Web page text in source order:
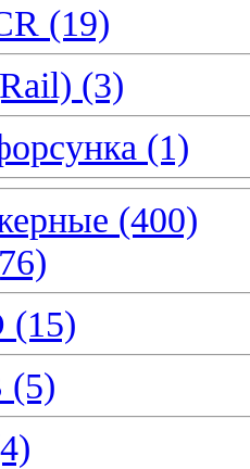
(19)
(3)
(1)
(400)
(15)
(5)